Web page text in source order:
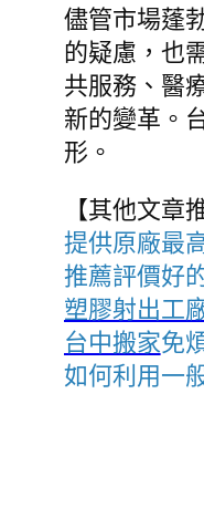
儘管市場蓬
的疑慮，也
共服務、醫
新的變革。
形。
【其他文章
提供原廠最
推薦評價好
塑膠射出工
台中搬家免
如何利用一